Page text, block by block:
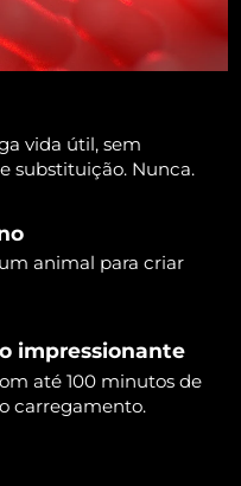
vida útil, sem
substituição. Nunca.
animal para criar
impressionante
até 100 minutos de
carregamento.